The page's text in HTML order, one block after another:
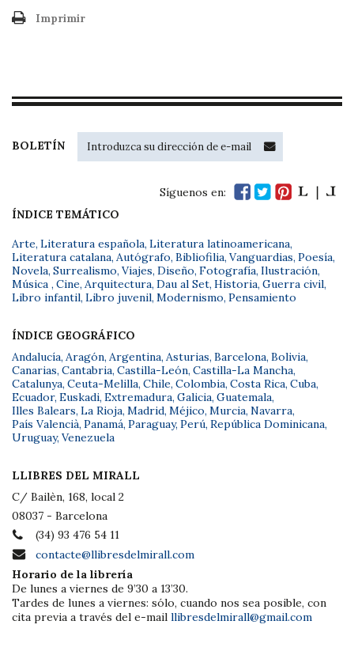
Imprimir
BOLETÍN
Síguenos en:
ÍNDICE TEMÁTICO
Arte, Literatura española, Literatura latinoamericana,
Literatura catalana, Autógrafo, Bibliofilia, Vanguardias, Poesía,
Novela, Surrealismo, Viajes, Diseño, Fotografía, Ilustración,
Música , Cine, Arquitectura, Dau al Set, Historia, Guerra civil,
Libro infantil, Libro juvenil, Modernismo, Pensamiento
ÍNDICE GEOGRÁFICO
Andalucía, Aragón, Argentina, Asturias, Barcelona, Bolivia,
Canarias, Cantabria, Castilla-León, Castilla-La Mancha,
Catalunya, Ceuta-Melilla, Chile, Colombia, Costa Rica, Cuba,
Ecuador, Euskadi, Extremadura, Galicia, Guatemala,
Illes Balears, La Rioja, Madrid, Méjico, Murcia, Navarra,
País Valencià, Panamá, Paraguay, Perú, República Dominicana,
Uruguay, Venezuela
LLIBRES DEL MIRALL
C/ Bailèn, 168, local 2
08037 - Barcelona
(34) 93 476 54 11
contacte@llibresdelmirall.com
Horario de la librería
De lunes a viernes de 9’30 a 13’30.
Tardes de lunes a viernes: sólo, cuando nos sea posible, con
cita previa a través del e-mail llibresdelmirall@gmail.com